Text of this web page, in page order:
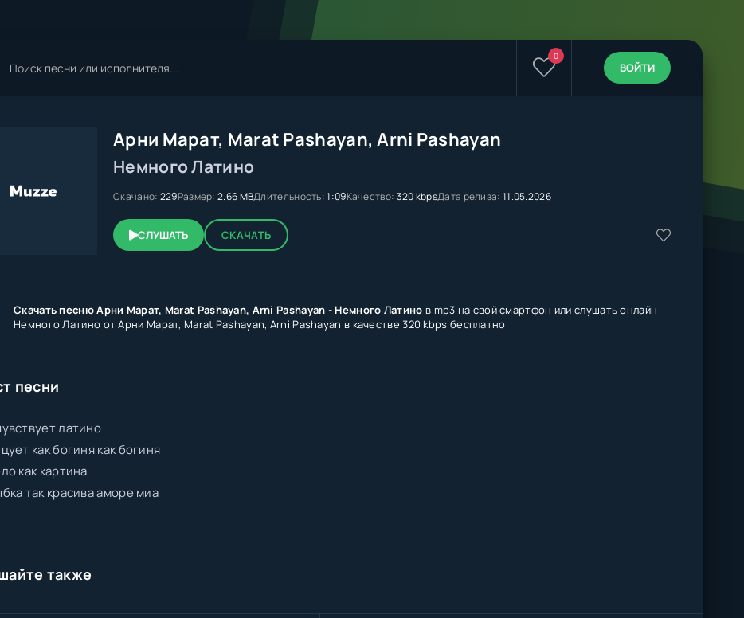
0
ВОЙТИ
Арни Марат, Marat Pashayan️, Arni Pashayan
Немного Латино
Скачано: 229Размер: 2.66 MBДлительность:1:09Качество: 320 kbpsДата релиза: 11.05.2026
СЛУШАТЬ СКАЧАТЬ
Скачать песню Арни Марат, Marat Pashayan️, Arni Pashayan - Немного Латино в mp3 на свой смартфон или слушать онлайн
Немного Латино от Арни Марат, Marat Pashayan️, Arni Pashayan в качестве 320 kbps бесплатно
песни
латино
как богиня как богиня
как картина
так красива аморе миа
также